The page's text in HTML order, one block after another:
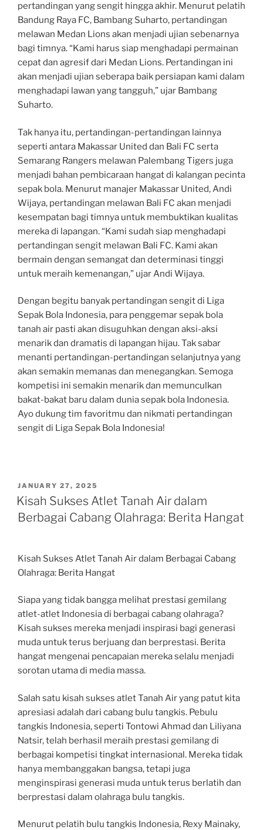
pertandingan yang sengit hingga akhir. Menurut pelatih
Bandung Raya FC, Bambang Suharto, pertandingan
melawan Medan Lions akan menjadi ujian sebenarnya
bagi timnya. “Kami harus siap menghadapi permainan
cepat dan agresif dari Medan Lions. Pertandingan ini
akan menjadi ujian seberapa baik persiapan kami dalam
menghadapi lawan yang tangguh,” ujar Bambang
Suharto.
Tak hanya itu, pertandingan-pertandingan lainnya
seperti antara Makassar United dan Bali FC serta
Semarang Rangers melawan Palembang Tigers juga
menjadi bahan pembicaraan hangat di kalangan pecinta
sepak bola. Menurut manajer Makassar United, Andi
Wijaya, pertandingan melawan Bali FC akan menjadi
kesempatan bagi timnya untuk membuktikan kualitas
mereka di lapangan. “Kami sudah siap menghadapi
pertandingan sengit melawan Bali FC. Kami akan
bermain dengan semangat dan determinasi tinggi
untuk meraih kemenangan,” ujar Andi Wijaya.
Dengan begitu banyak pertandingan sengit di Liga
Sepak Bola Indonesia, para penggemar sepak bola
tanah air pasti akan disuguhkan dengan aksi-aksi
menarik dan dramatis di lapangan hijau. Tak sabar
menanti pertandingan-pertandingan selanjutnya yang
akan semakin memanas dan menegangkan. Semoga
kompetisi ini semakin menarik dan memunculkan
bakat-bakat baru dalam dunia sepak bola Indonesia.
Ayo dukung tim favoritmu dan nikmati pertandingan
sengit di Liga Sepak Bola Indonesia!
POSTED
ON
JANUARY 27, 2025
Kisah Sukses Atlet Tanah Air dalam
Berbagai Cabang Olahraga: Berita Hangat
Kisah Sukses Atlet Tanah Air dalam Berbagai Cabang
Olahraga: Berita Hangat
Siapa yang tidak bangga melihat prestasi gemilang
atlet-atlet Indonesia di berbagai cabang olahraga?
Kisah sukses mereka menjadi inspirasi bagi generasi
muda untuk terus berjuang dan berprestasi. Berita
hangat mengenai pencapaian mereka selalu menjadi
sorotan utama di media massa.
Salah satu kisah sukses atlet Tanah Air yang patut kita
apresiasi adalah dari cabang bulu tangkis. Pebulu
tangkis Indonesia, seperti Tontowi Ahmad dan Liliyana
Natsir, telah berhasil meraih prestasi gemilang di
berbagai kompetisi tingkat internasional. Mereka tidak
hanya membanggakan bangsa, tetapi juga
menginspirasi generasi muda untuk terus berlatih dan
berprestasi dalam olahraga bulu tangkis.
Menurut pelatih bulu tangkis Indonesia, Rexy Mainaky,